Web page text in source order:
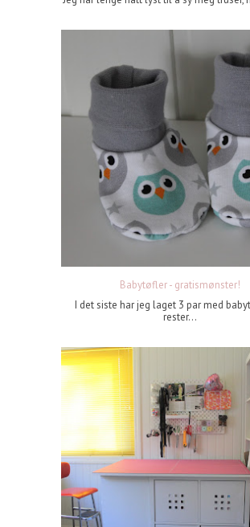
Babytøfler - gratismønster!
I det siste har jeg laget 3 par med
rester...